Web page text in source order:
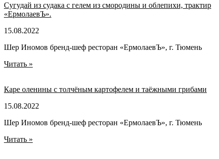
Сугудай из судака с гелем из смородины и облепихи, трактир
«ЕрмолаевЪ».
15.08.2022
Шер Иномов бренд-шеф ресторан «ЕрмолаевЪ», г. Тюмень
Читать »
Каре оленины с толчёным картофелем и таёжными грибами
15.08.2022
Шер Иномов бренд-шеф ресторан «ЕрмолаевЪ», г. Тюмень
Читать »